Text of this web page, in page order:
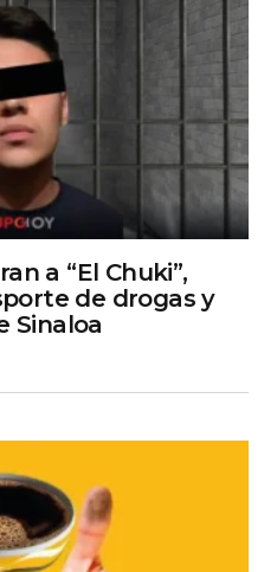
a “El Chuki”,
de drogas y
Sinaloa